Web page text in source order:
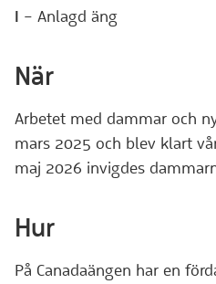
I – Anlagd äng
När
Arbetet med dammar och
mars 2025 och blev klart
maj 2026 invigdes
Hur
På Canadaängen har en